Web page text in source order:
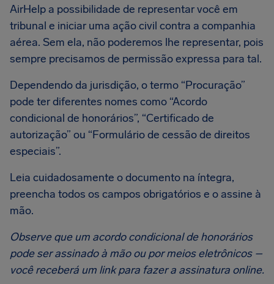
AirHelp a possibilidade de representar você em
tribunal e iniciar uma ação civil contra a companhia
aérea. Sem ela, não poderemos lhe representar, pois
sempre precisamos de permissão expressa para tal.
Dependendo da jurisdição, o termo “Procuração”
pode ter diferentes nomes como “Acordo
condicional de honorários”, “Certificado de
autorização” ou “Formulário de cessão de direitos
especiais”.
Leia cuidadosamente o documento na íntegra,
preencha todos os campos obrigatórios e o assine à
mão.
Observe que um acordo condicional de honorários
pode ser assinado à mão ou por meios eletrônicos –
você receberá um link para fazer a assinatura online.